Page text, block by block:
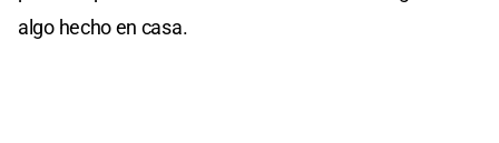
algo hecho en casa.